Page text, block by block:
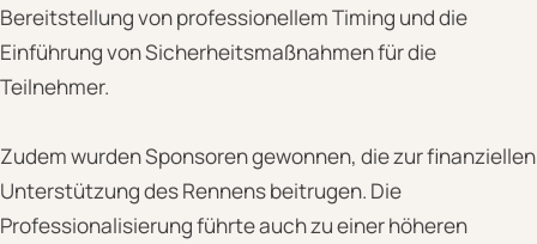
Bereitstellung von professionellem Timing und die
Einführung von Sicherheitsmaßnahmen für die
Teilnehmer.
Zudem wurden Sponsoren gewonnen, die zur finanziellen
Unterstützung des Rennens beitrugen. Die
Professionalisierung führte auch zu einer höheren